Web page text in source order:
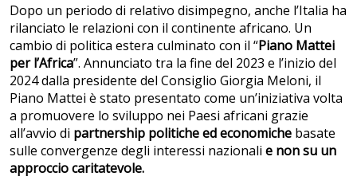
Dopo un periodo di relativo disimpegno, anche l’Italia ha
rilanciato le relazioni con il continente africano. Un
cambio di politica estera culminato con il “Piano Mattei
per l’Africa”. Annunciato tra la fine del 2023 e l’inizio del
2024 dalla presidente del Consiglio Giorgia Meloni, il
Piano Mattei è stato presentato come un’iniziativa volta
a promuovere lo sviluppo nei Paesi africani grazie
all’avvio di partnership politiche ed economiche basate
sulle convergenze degli interessi nazionali e non su un
approccio caritatevole.